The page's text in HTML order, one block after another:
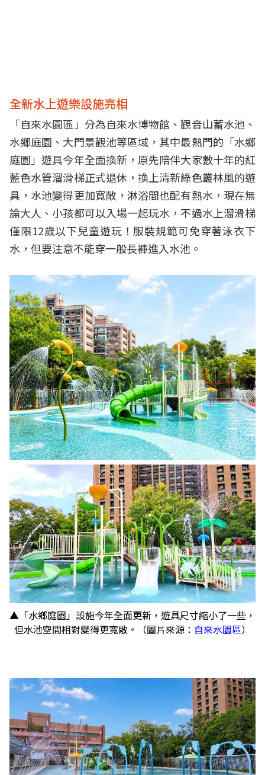
全新水上遊樂設施亮相
「自來水園區」分為自來水博物館、觀音山蓄水池、
水鄉庭園、大門景觀池等區域，其中最熱門的「水鄉
庭園」遊具今年全面換新，原先陪伴大家數十年的紅
藍色水管溜滑梯正式退休，換上清新綠色叢林風的遊
具，水池變得更加寬敞，淋浴間也配有熱水，現在無
論大人、小孩都可以入場一起玩水，不過水上溜滑梯
僅限12歲以下兒童遊玩！服裝規範可免穿著泳衣下
水，但要注意不能穿一般長褲進入水池。
▲「水鄉庭園」設施今年全面更新，遊具尺寸縮小了一些，
但水池空間相對變得更寬敞。（圖片來源： 自來水園區）